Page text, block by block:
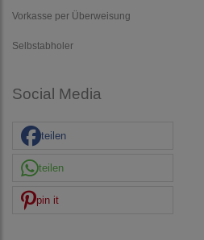
Vorkasse per Überweisung
Selbstabholer
Social Media
teilen
teilen
pin it